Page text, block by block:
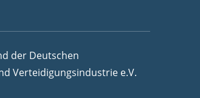
der Deutschen
Verteidigungsindustrie e.V.